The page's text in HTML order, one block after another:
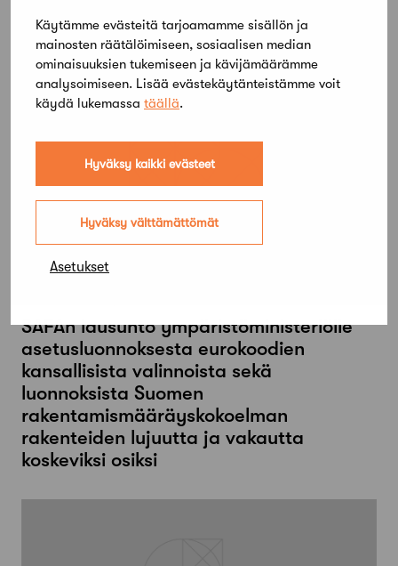
Käytämme evästeitä tarjoamamme sisällön ja
mainosten räätälöimiseen, sosiaalisen median
ominaisuuksien tukemiseen ja kävijämäärämme
analysoimiseen. Lisää evästekäytänteistämme voit
käydä lukemassa täällä.
Hyväksy kaikki evästeet
Hyväksy välttämättömät
Asetukset
käyttöön
SAFAn lausunto ympäristöministeriölle
asetusluonnoksesta eurokoodien
kansallisista valinnoista sekä
luonnoksista Suomen
rakentamismääräyskokoelman
rakenteiden lujuutta ja vakautta
koskeviksi osiksi